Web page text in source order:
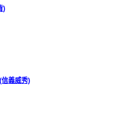
)
義威秀)